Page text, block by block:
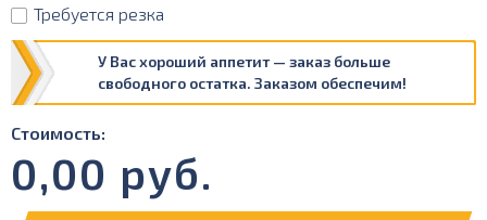
Требуется резка
У Вас хороший аппетит — заказ больше
свободного остатка. Заказом обеспечим!
Стоимость:
0,00 руб.